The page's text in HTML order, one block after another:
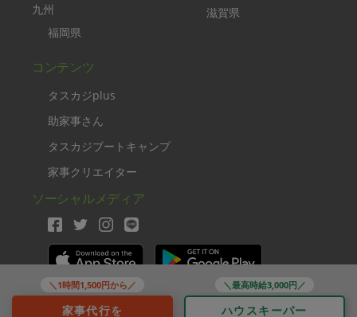
＼1時間1,500円から／
家事代行を
＼最高時給3,000円／
ハウスキーパー
九州
福岡県
滋賀県
コンテンツ
タスカジplus
助家事さん
タスカジブートキャンプ
家事クリエイター
ソーシャルメディア